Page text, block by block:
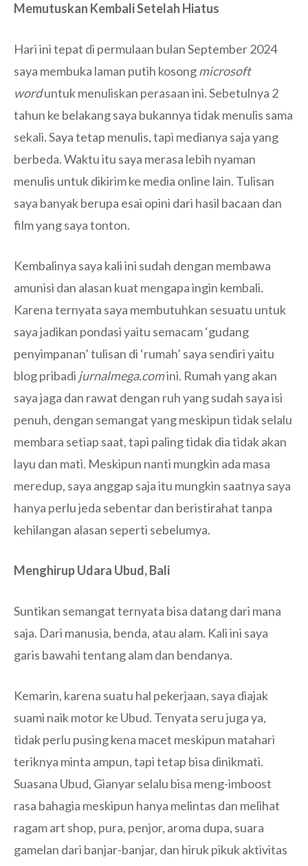
Memutuskan Kembali Setelah Hiatus
Hari ini tepat di permulaan bulan September 2024
saya membuka laman putih kosongmicrosoft
worduntuk menuliskan perasaan ini. Sebetulnya 2
tahun ke belakang saya bukannya tidak menulis sama
sekali. Saya tetap menulis, tapi medianya saja yang
berbeda. Waktu itu saya merasa lebih nyaman
menulis untuk dikirim ke media online lain. Tulisan
saya banyak berupa esai opini dari hasil bacaan dan
film yang saya tonton.
Kembalinya saya kali ini sudah dengan membawa
amunisi dan alasan kuat mengapa ingin kembali.
Karena ternyata saya membutuhkan sesuatu untuk
saya jadikan pondasi yaitu semacam ‘gudang
penyimpanan’ tulisan di ‘rumah’ saya sendiri yaitu
blog pribadi jurnalmega.comini. Rumah yang akan
saya jaga dan rawat dengan ruh yang sudah saya isi
penuh, dengan semangat yang meskipun tidak selalu
membara setiap saat, tapi paling tidak dia tidak akan
layu dan mati. Meskipun nanti mungkin ada masa
meredup, saya anggap saja itu mungkin saatnya saya
hanya perlu jeda sebentar dan beristirahat tanpa
kehilangan alasan seperti sebelumya.
Menghirup Udara Ubud, Bali
Suntikan semangat ternyata bisa datang dari mana
saja. Dari manusia, benda, atau alam. Kali ini saya
garis bawahi tentang alam dan bendanya.
Kemarin, karena suatu hal pekerjaan, saya diajak
suami naik motor ke Ubud. Tenyata seru juga ya,
tidak perlu pusing kena macet meskipun matahari
teriknya minta ampun, tapi tetap bisa dinikmati.
Suasana Ubud, Gianyar selalu bisa meng-imboost
rasa bahagia meskipun hanya melintas dan melihat
ragam art shop, pura, penjor, aroma dupa, suara
gamelan dari banjar-banjar, dan hiruk pikuk aktivitas